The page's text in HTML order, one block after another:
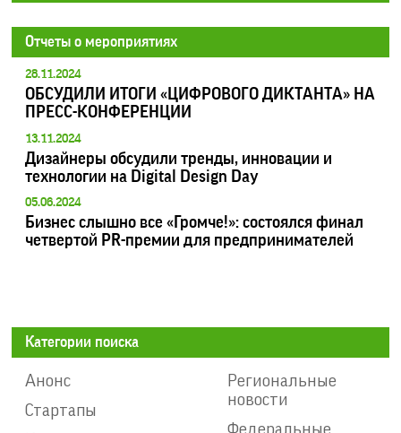
Отчеты о мероприятиях
28.11.2024
ОБСУДИЛИ ИТОГИ «ЦИФРОВОГО ДИКТАНТА» НА
ПРЕСС-КОНФЕРЕНЦИИ
13.11.2024
Дизайнеры обсудили тренды, инновации и
технологии на Digital Design Day
05.06.2024
Бизнес слышно все «Громче!»: состоялся финал
четвертой PR-премии для предпринимателей
Категории поиска
Анонс
Стартапы
Региональные
новости